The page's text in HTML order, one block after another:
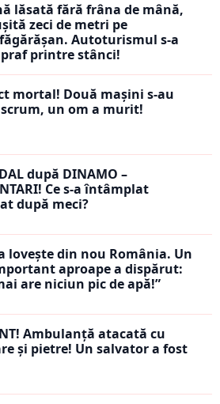
lăsată fără frâna de mână,
zeci de metri pe
Autoturismul s-a
printre stânci!
mortal! Două mașini s-au
un om a murit!
după DINAMO –
Ce s-a întâmplat
după meci?
lovește din nou România. Un
aproape a dispărut:
are niciun pic de apă!”
Ambulanță atacată cu
și pietre! Un salvator a fost